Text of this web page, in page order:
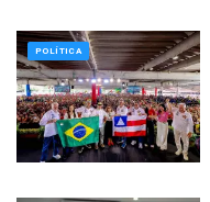
POLÍTICA